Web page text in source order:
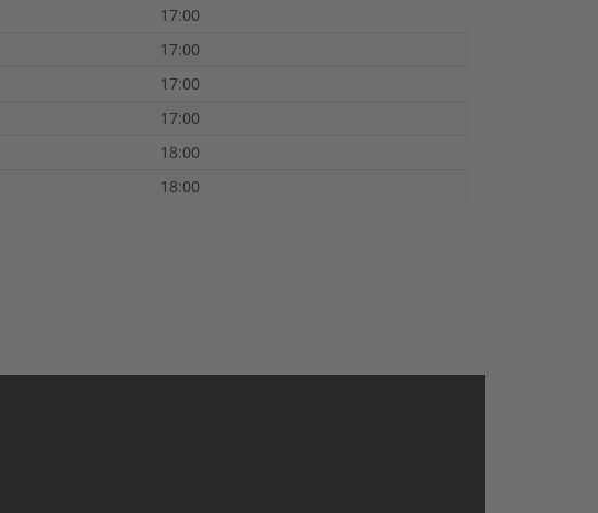
17:00
17:00
17:00
17:00
18:00
18:00